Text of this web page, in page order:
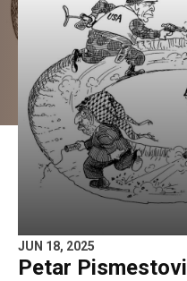
JUN 18, 2025
Petar